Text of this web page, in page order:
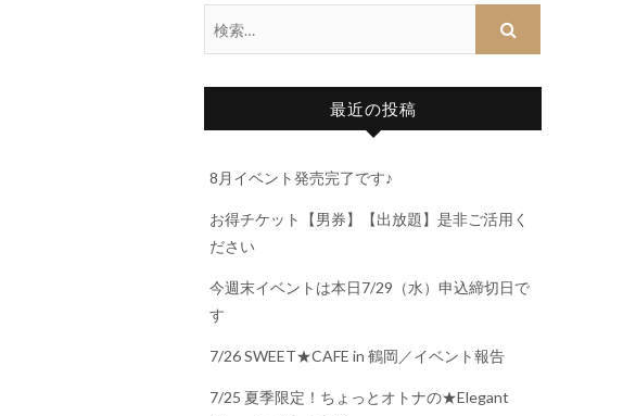
最近の投稿
8月イベント発売完了です♪
お得チケット【男券】【出放題】是非ご活用く
ださい
今週末イベントは本日7/29（水）申込締切日で
す
7/26 SWEET★CAFE in 鶴岡／イベント報告
7/25 夏季限定！ちょっとオトナの★Elegant